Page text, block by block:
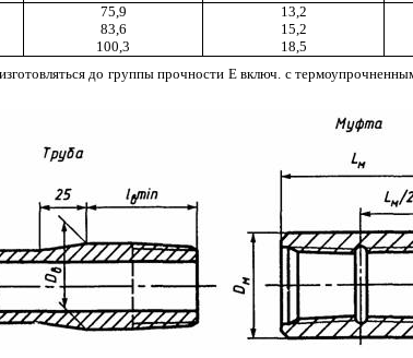
75,9 13,2
83,6 15,2
100,3 18,5
до группы прочности Е включ. с